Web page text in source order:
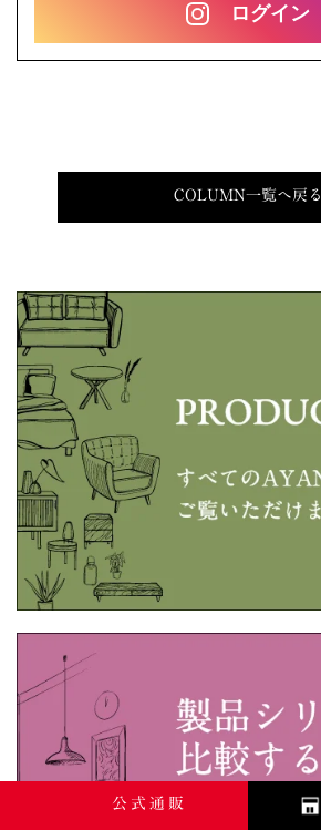
ログイン
COLUMN一覧へ戻る
公式通販